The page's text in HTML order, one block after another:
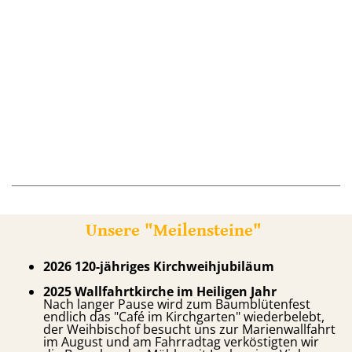
Unsere "Meilensteine"
2026 120-jähriges Kirchweihjubiläum
2025 Wallfahrtkirche im Heiligen Jahr
Nach langer Pause wird zum Baumblütenfest
endlich das "Café im Kirchgarten" wiederbelebt,
der Weihbischof besucht uns zur Marienwallfahrt
im August und am Fahrradtag verköstigten wir